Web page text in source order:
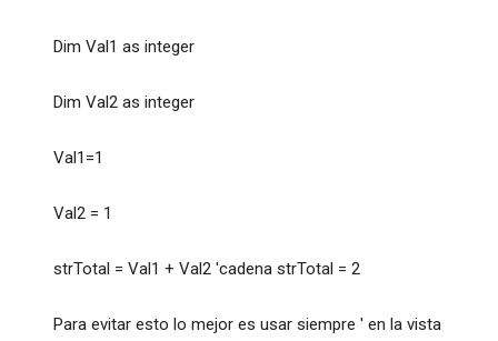
Dim Val1 as integer
Dim Val2 as integer
Val1=1
Val2 = 1
strTotal = Val1 + Val2 'cadena strTotal = 2
Para evitar esto lo mejor es usar siempre ' en la vista